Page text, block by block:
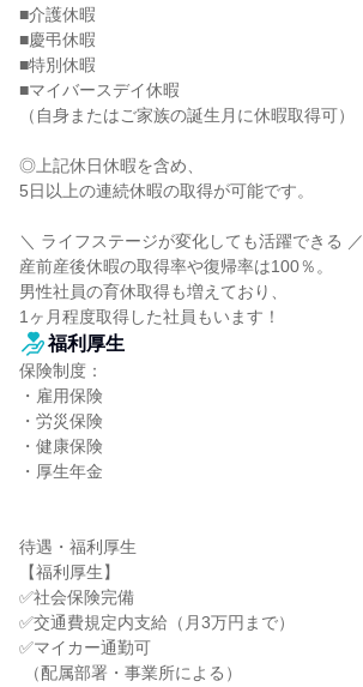
■介護休暇
■慶弔休暇
■特別休暇
■マイバースデイ休暇
（自身またはご家族の誕生月に休暇取得可）
◎上記休日休暇を含め、
5日以上の連続休暇の取得が可能です。
＼ ライフステージが変化しても活躍できる ／
産前産後休暇の取得率や復帰率は100％。
男性社員の育休取得も増えており、
1ヶ月程度取得した社員もいます！
福利厚生
保険制度：
・雇用保険
・労災保険
・健康保険
・厚生年金
待遇・福利厚生
【福利厚生】
✅社会保険完備
✅交通費規定内支給（月3万円まで）
✅マイカー通勤可